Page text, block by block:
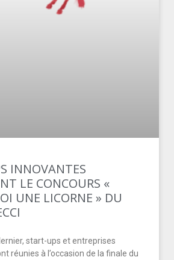
INNOVANTES
LE CONCOURS «
UNE LICORNE » DU
start-ups et entreprises
réunies à l’occasion de la finale du